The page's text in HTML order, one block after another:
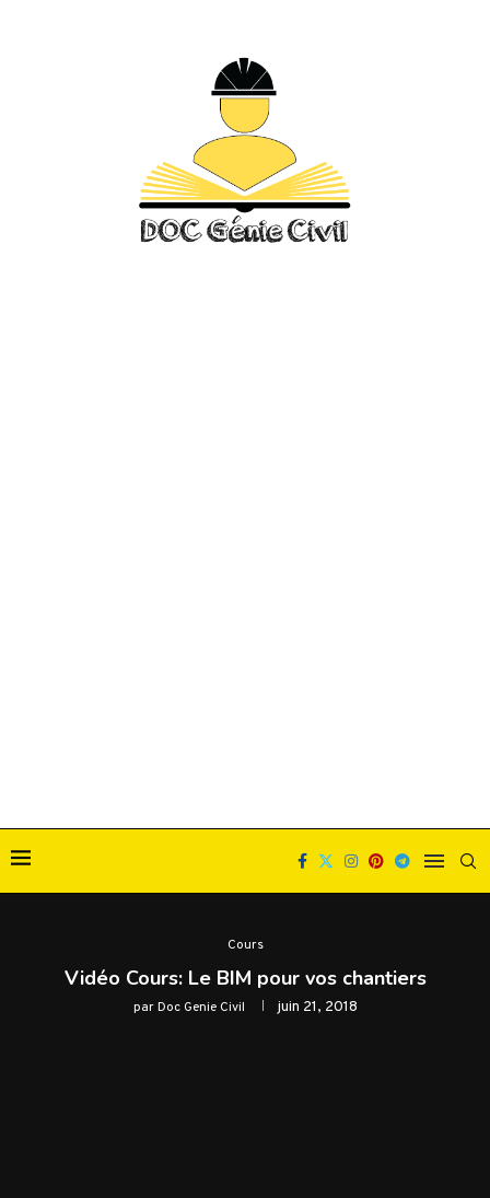
Cours
Vidéo Cours: Le BIM pour vos chantiers
parDoc Genie Civil juin 21, 2018